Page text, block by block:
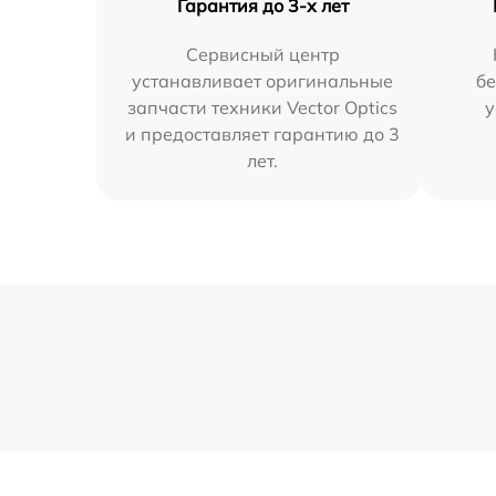
Гарантия до 3-х лет
Сервисный центр
устанавливает оригинальные
запчасти техники Vector Optics
и предоставляет гарантию до 3
лет.